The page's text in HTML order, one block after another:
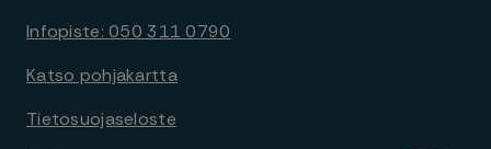
Infopiste: 050 311 0790
Katso pohjakartta
Tietosuojaseloste